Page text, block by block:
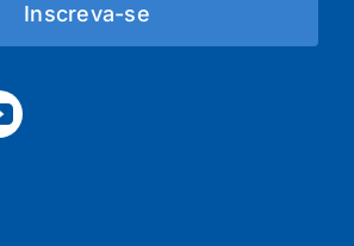
Inscreva-se